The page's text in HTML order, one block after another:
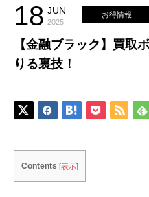
18 JUN
2025
お得情報
【金融ブラック】買取
りる裏技！
Contents [表示]
プライバシーポリシー